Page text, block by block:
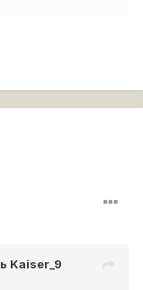
Kaiser_9